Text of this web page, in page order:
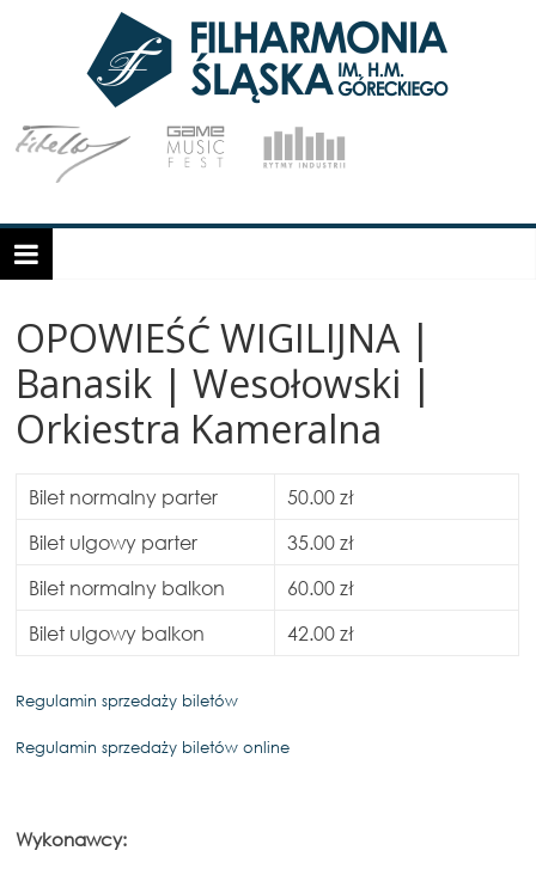
OPOWIEŚĆ WIGILIJNA |
Banasik | Wesołowski |
Orkiestra Kameralna
Bilet normalny parter
50.00 zł
Bilet ulgowy parter
35.00 zł
Bilet normalny balkon
60.00 zł
Bilet ulgowy balkon
42.00 zł
Regulamin sprzedaży biletów
Regulamin sprzedaży biletów online
Wykonawcy: